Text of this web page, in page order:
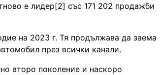
е лидер[2] със 171 202 продажби
на 2023 г. Тя продължава да заема
през всички канали.
второ поколение и наскоро